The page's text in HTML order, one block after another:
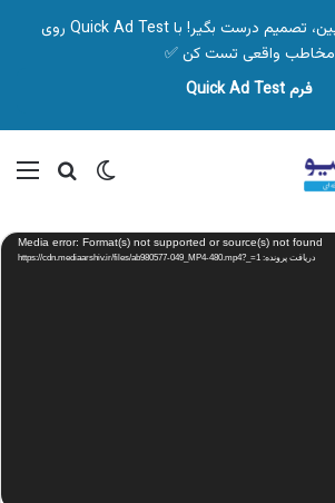
🎯 قبل از شروع کمپین، تصمیم درست بگیر! با Quick Ad Test روی
مخاطب واقعی تست کن ✅
فرم Quick Ad Test
تغییر پوسته
Media error: Format(s) not supported or source(s) not found
دریافت پرونده: https://cdn.mediaarshiv.ir/files/ab980577-049_MP4-480.mp4?_=1